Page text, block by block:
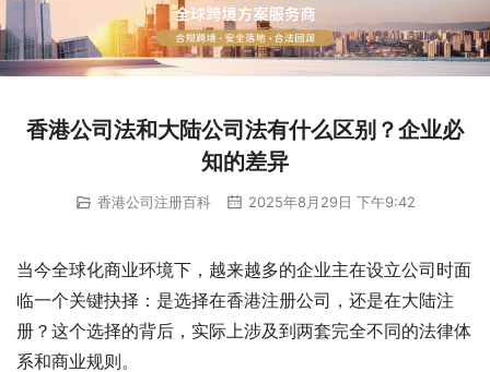
香港公司法和大陆公司法有什么区别？企业必
知的差异
香港公司注册百科 2025年8月29日 下午9:42
当今全球化商业环境下，越来越多的企业主在设立公司时面
临一个关键抉择：是选择在香港注册公司，还是在大陆注
册？这个选择的背后，实际上涉及到两套完全不同的法律体
系和商业规则。